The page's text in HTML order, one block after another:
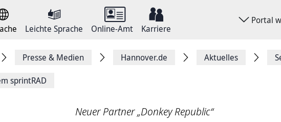
Leichte Sprache Online-Amt Karriere
Portal
Presse & Medien Hannover.de Aktuelles
sprintRAD
Neuer Partner „Donkey Republic“